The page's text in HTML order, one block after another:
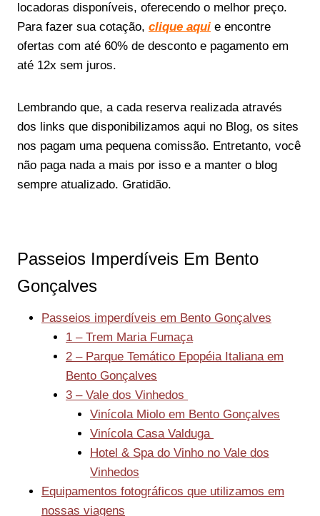
locadoras disponíveis, oferecendo o melhor preço.
Para fazer sua cotação, clique aqui e encontre
ofertas com até 60% de desconto e pagamento em
até 12x sem juros.
Lembrando que, a cada reserva realizada através
dos links que disponibilizamos aqui no Blog, os sites
nos pagam uma pequena comissão. Entretanto, você
não paga nada a mais por isso e a manter o blog
sempre atualizado. Gratidão.
Passeios Imperdíveis Em Bento
Gonçalves
Passeios imperdíveis em Bento Gonçalves
1 – Trem Maria Fumaça
2 – Parque Temático Epopéia Italiana em
Bento Gonçalves
3 – Vale dos Vinhedos
Vinícola Miolo em Bento Gonçalves
Vinícola Casa Valduga
Hotel & Spa do Vinho no Vale dos
Vinhedos
Equipamentos fotográficos que utilizamos em
nossas viagens